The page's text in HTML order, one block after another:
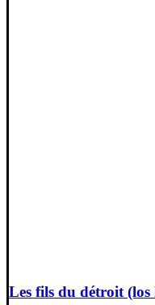
Les fils du détroit (los